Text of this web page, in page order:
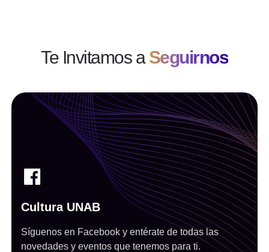
Te Invitamos aSeguirnos
Cultura UNAB
Síguenos en Facebook y entérate de todas las
novedades y eventos que tenemos para ti.